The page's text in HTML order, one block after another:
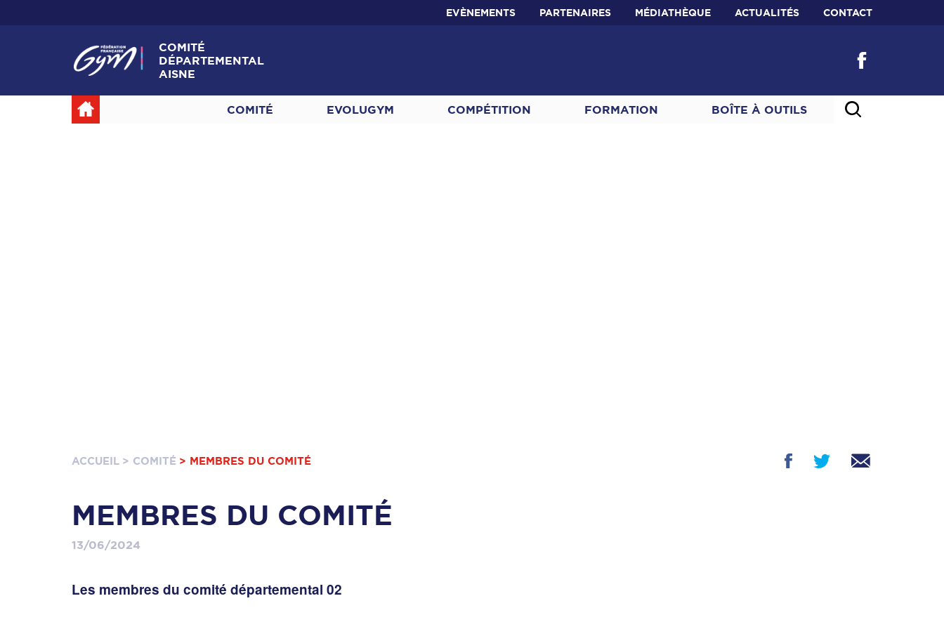
EVÈNEMENTS PARTENAIRES MÉDIATHÈQUE ACTUALITÉS CONTACT
COMITÉ
DÉPARTEMENTAL
AISNE
COMITÉ EVOLUGYM COMPÉTITION FORMATION BOÎTE À OUTILS
ACCUEIL > COMITÉ > MEMBRES DU COMITÉ
MEMBRES DU COMITÉ
13/06/2024
Les membres du comité départemental 02